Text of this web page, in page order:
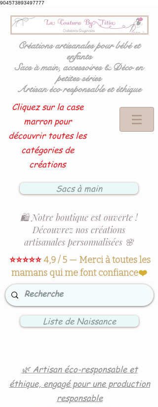
904573893497777
Créations artisanales pour bébé et
enfants
Sacs à main, accessoires & Déco en
petites séries
Artisan éco responsable et éthique
Cliquez sur la case
marron pour
découvrir toutes les
catégories de
créations
Sacs à main
🛍️ Notre boutique est ouverte !
Découvrez nos créations
artisanales personnalisées 🌸
⭐⭐⭐⭐⭐4,9 / 5 — Merci à toutes les
mamans qui me font confiance❤️
Liste de Naissance
🌿 Artisan éco-responsable et
éthique, engagé pour une production
responsable